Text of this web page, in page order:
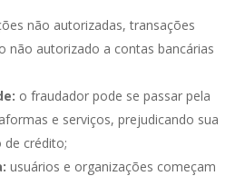
não autorizadas, transações
não autorizado a contas bancárias
o fraudador pode se passar pela
e serviços, prejudicando sua
crédito;
usuários e organizações começam